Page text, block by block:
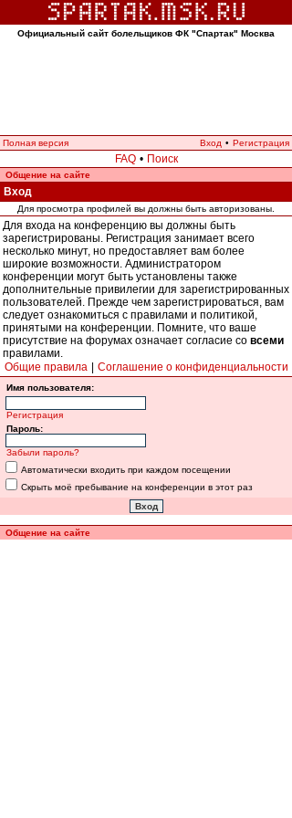
Официальный сайт болельщиков ФК "Спартак" Москва
Полная версия Вход • Регистрация
FAQ • Поиск
Общение на сайте
Вход
Для просмотра профилей вы должны быть авторизованы.
Для входа на конференцию вы должны быть
зарегистрированы. Регистрация занимает всего
несколько минут, но предоставляет вам более
широкие возможности. Администратором
конференции могут быть установлены также
дополнительные привилегии для зарегистрированных
пользователей. Прежде чем зарегистрироваться, вам
следует ознакомиться с правилами и политикой,
принятыми на конференции. Помните, что ваше
присутствие на форумах означает согласие со всеми
правилами.
Общие правила
Соглашение о конфиденциальности
Имя пользователя:
Регистрация
Пароль:
Забыли пароль?
Автоматически входить при каждом посещении
Скрыть моё пребывание на конференции в этот раз
Общение на сайте